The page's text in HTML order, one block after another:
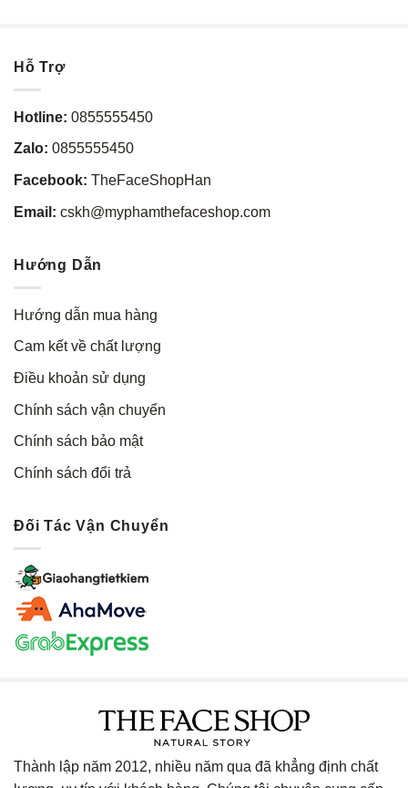
Hỗ Trợ
Hotline: 0855555450
Zalo: 0855555450
Facebook: TheFaceShopHan
Email: cskh@myphamthefaceshop.com
Hướng Dẫn
Hướng dẫn mua hàng
Cam kết về chất lượng
Điều khoản sử dụng
Chính sách vận chuyển
Chính sách bảo mật
Chính sách đổi trả
Đối Tác Vận Chuyển
Thành lập năm 2012, nhiều năm qua đã khẳng định chất